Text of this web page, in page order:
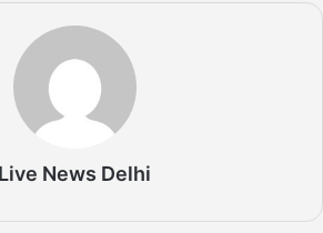
Live News Delhi